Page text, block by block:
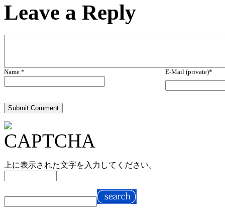
Leave a Reply
Name * E-Mail (private)*
上に表示された文字を入力してください。